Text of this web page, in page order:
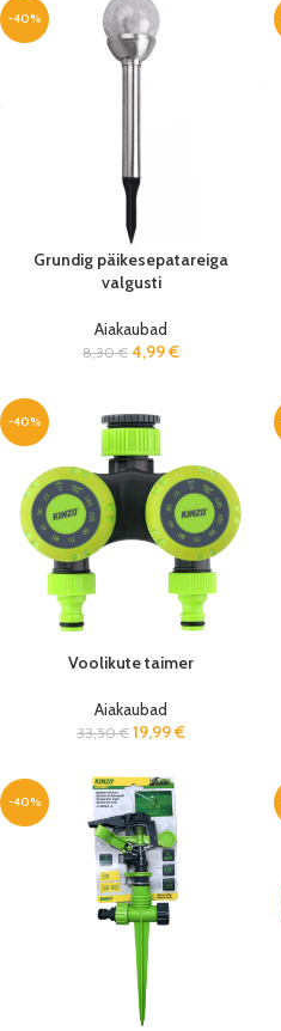
-40%
Grundig päikesepatareiga
valgusti
Aiakaubad
8,30€ 4,99€
-40%
Voolikute taimer
Aiakaubad
33,50€ 19,99€
-40%